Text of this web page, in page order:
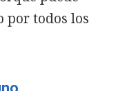
por todos los